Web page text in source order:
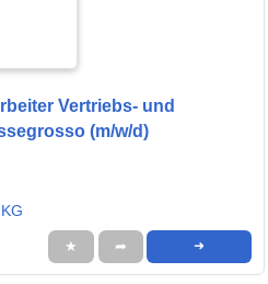
Vertriebs- und
(m/w/d)
★ ➦ ➜